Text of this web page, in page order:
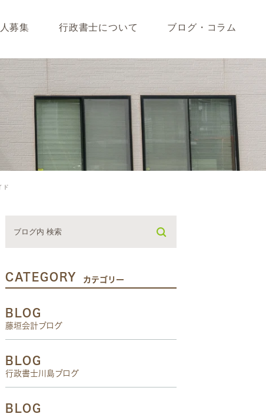
て
いて
募集 行政書士について ブログ・コラム
藤垣会計ブログ
行政書士川島ブログ
365BLOG
コラム
ド
CATEGORY カテゴリー
BLOG
藤垣会計ブログ
BLOG
行政書士川島ブログ
BLOG